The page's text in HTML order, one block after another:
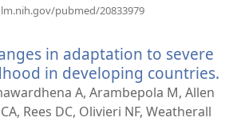
pubmed/20833979
окне)
in adaptation to severe
in developing countries.
A, Arambepola M, Allen
Rees DC, Olivieri NF, Weatherall